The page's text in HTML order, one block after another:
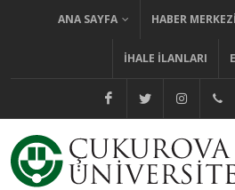
ANA SAYFA HABER MERKEZI
İHALE İLANLARI
@cuhabermerkezi